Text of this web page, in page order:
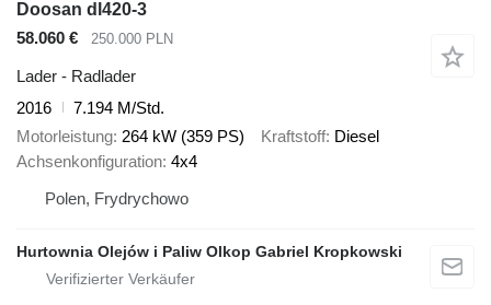
Doosan dl420-3
58.060 €
250.000 PLN
Lader - Radlader
2016
7.194 M/Std.
Motorleistung 264 kW (359 PS) Kraftstoff Diesel
Achsenkonfiguration 4x4
Polen, Frydrychowo
Hurtownia Olejów i Paliw Olkop Gabriel Kropkowski